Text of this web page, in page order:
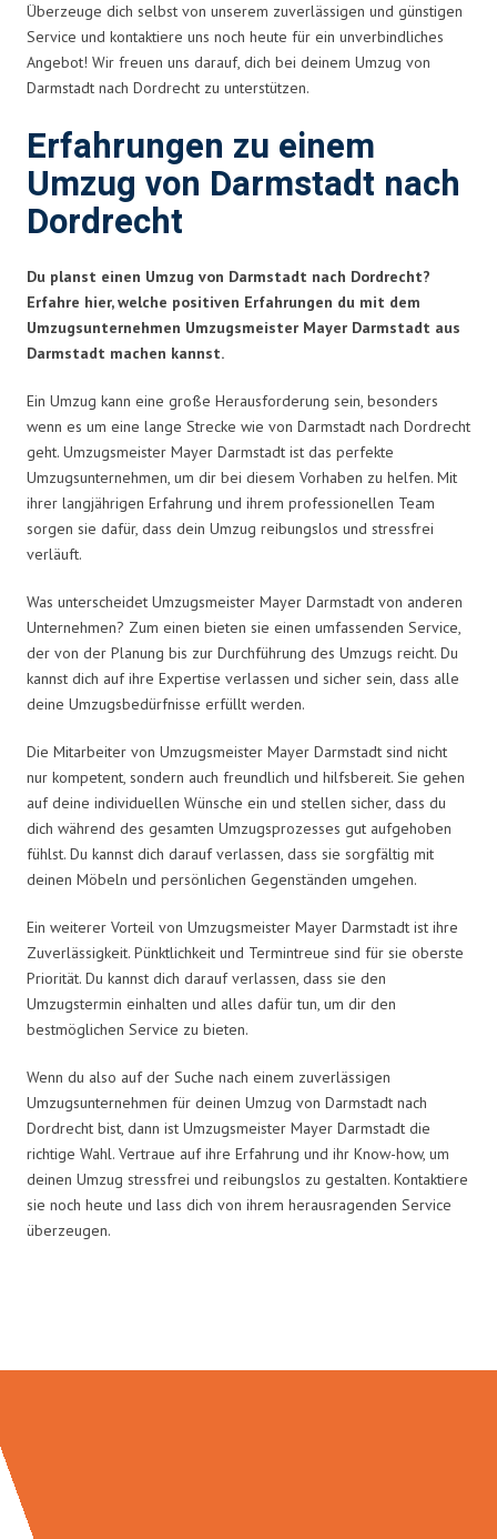
Überzeuge dich selbst von unserem zuverlässigen und günstigen
Service und kontaktiere uns noch heute für ein unverbindliches
Angebot! Wir freuen uns darauf, dich bei deinem Umzug von
Darmstadt nach Dordrecht zu unterstützen.
Erfahrungen zu einem
Umzug von Darmstadt nach
Dordrecht
Du planst einen Umzug von Darmstadt nach Dordrecht?
Erfahre hier, welche positiven Erfahrungen du mit dem
Umzugsunternehmen Umzugsmeister Mayer Darmstadt aus
Darmstadt machen kannst.
Ein Umzug kann eine große Herausforderung sein, besonders
wenn es um eine lange Strecke wie von Darmstadt nach Dordrecht
geht. Umzugsmeister Mayer Darmstadt ist das perfekte
Umzugsunternehmen, um dir bei diesem Vorhaben zu helfen. Mit
ihrer langjährigen Erfahrung und ihrem professionellen Team
sorgen sie dafür, dass dein Umzug reibungslos und stressfrei
verläuft.
Was unterscheidet Umzugsmeister Mayer Darmstadt von anderen
Unternehmen? Zum einen bieten sie einen umfassenden Service,
der von der Planung bis zur Durchführung des Umzugs reicht. Du
kannst dich auf ihre Expertise verlassen und sicher sein, dass alle
deine Umzugsbedürfnisse erfüllt werden.
Die Mitarbeiter von Umzugsmeister Mayer Darmstadt sind nicht
nur kompetent, sondern auch freundlich und hilfsbereit. Sie gehen
auf deine individuellen Wünsche ein und stellen sicher, dass du
dich während des gesamten Umzugsprozesses gut aufgehoben
fühlst. Du kannst dich darauf verlassen, dass sie sorgfältig mit
deinen Möbeln und persönlichen Gegenständen umgehen.
Ein weiterer Vorteil von Umzugsmeister Mayer Darmstadt ist ihre
Zuverlässigkeit. Pünktlichkeit und Termintreue sind für sie oberste
Priorität. Du kannst dich darauf verlassen, dass sie den
Umzugstermin einhalten und alles dafür tun, um dir den
bestmöglichen Service zu bieten.
Wenn du also auf der Suche nach einem zuverlässigen
Umzugsunternehmen für deinen Umzug von Darmstadt nach
Dordrecht bist, dann ist Umzugsmeister Mayer Darmstadt die
richtige Wahl. Vertraue auf ihre Erfahrung und ihr Know-how, um
deinen Umzug stressfrei und reibungslos zu gestalten. Kontaktiere
sie noch heute und lass dich von ihrem herausragenden Service
überzeugen.